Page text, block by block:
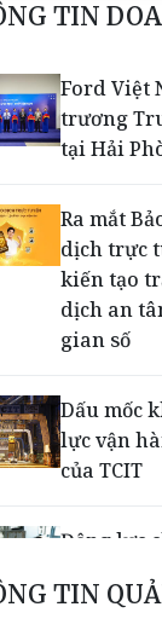
TIN
Ford Việt
trương
tại Hải
Ra mắt
dịch trực
kiến tạo
dịch an
gian số
Dấu mốc
lực vận
của TCIT
Động lực
toán
TIN